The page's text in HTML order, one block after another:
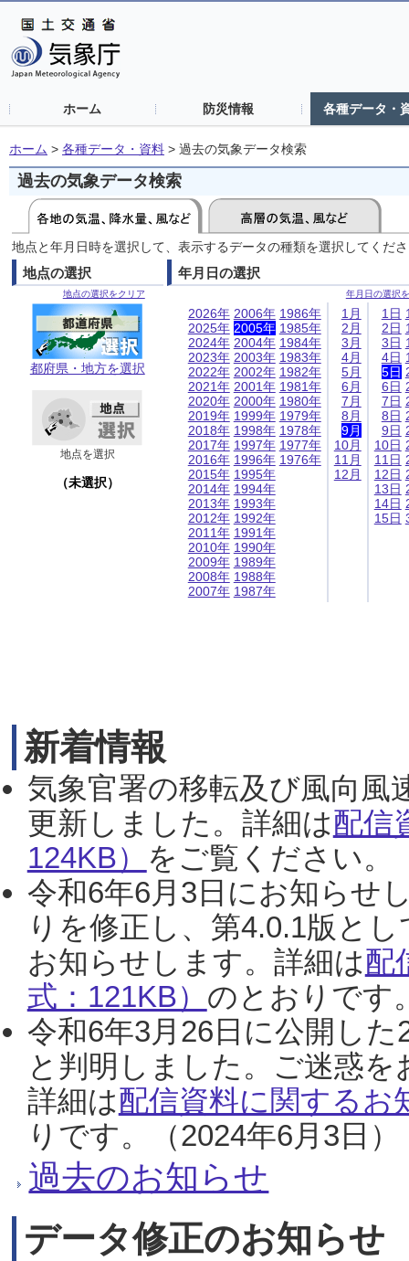
ホーム 防災情報 各種データ・
ホーム > 各種データ・資料 > 過去の気象データ検索
過去の気象データ検索
地点と年月日時を選択して、表示するデータの種類を選択してくだ
地点の選択
地点の選択をクリア
都府県・地方を選択
地点を選択
（未選択）
年月日の選択
年月日の選択
2026年
2025年
2024年
2023年
2022年
2021年
2020年
2019年
2018年
2017年
2016年
2015年
2014年
2013年
2012年
2011年
2010年
2009年
2008年
2007年
2006年
2005年
2004年
2003年
2002年
2001年
2000年
1999年
1998年
1997年
1996年
1995年
1994年
1993年
1992年
1991年
1990年
1989年
1988年
1987年
1986年
1985年
1984年
1983年
1982年
1981年
1980年
1979年
1978年
1977年
1976年
1月
2月
3月
4月
5月
6月
7月
8月
9月
10月
11月
12月
1日
2日
3日
4日
5日
6日
7日
8日
9日
10日
11日
12日
13日
14日
15日
新着情報
気象官署の移転及び風向風
更新しました。詳細は配信
124KB） をご覧ください。
令和6年6月3日にお知らせ
りを修正し、第4.0.1版と
お知らせします。詳細は配
式：121KB） のとおりです
令和6年3月26日に公開し
と判明しました。ご迷惑
詳細は配信資料に関するお
りです。（2024年6月3日）
過去のお知らせ
データ修正のお知らせ